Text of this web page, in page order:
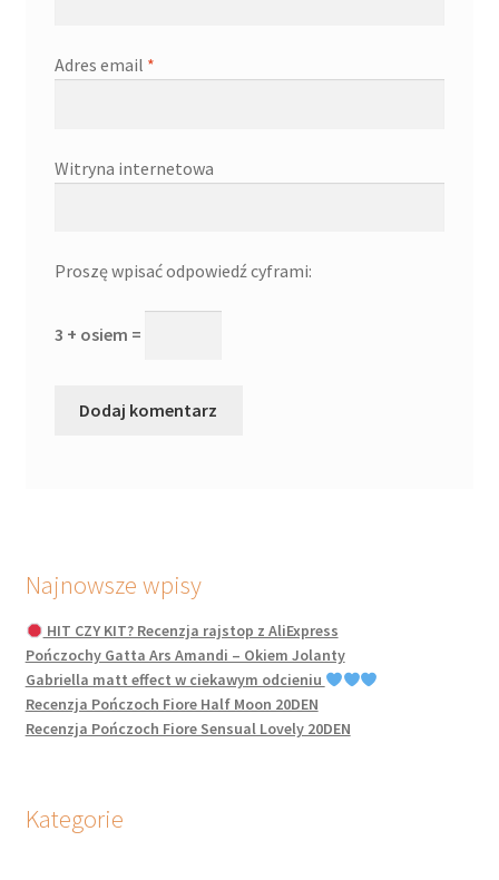
Adres email *
Witryna internetowa
Proszę wpisać odpowiedź cyframi:
3 + osiem =
Najnowsze wpisy
HIT CZY KIT? Recenzja rajstop z AliExpress
Pończochy Gatta Ars Amandi – Okiem Jolanty
Gabriella matt effect w ciekawym odcieniu
Recenzja Pończoch Fiore Half Moon 20DEN
Recenzja Pończoch Fiore Sensual Lovely 20DEN
Kategorie